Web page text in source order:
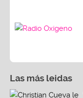
Las más leidas